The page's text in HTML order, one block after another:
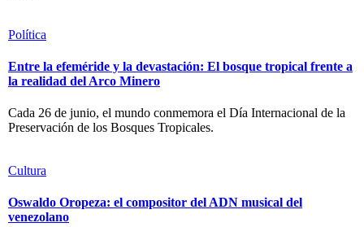
Política
Entre la efeméride y la devastación: El bosque tropical frente a
la realidad del Arco Minero
Cada 26 de junio, el mundo conmemora el Día Internacional de la
Preservación de los Bosques Tropicales.
Cultura
Oswaldo Oropeza: el compositor del ADN musical del
venezolano